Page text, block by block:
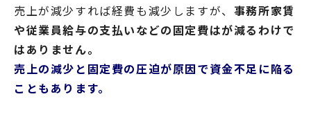
売上が減少すれば経費も減少しますが、 事務所家賃
や従業員給与の支払いなどの固定費はが減るわけで
はありません。
売上の減少と固定費の圧迫が原因で資金不足に陥る
こともあります。